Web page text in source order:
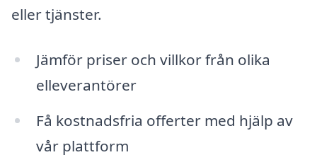
eller tjänster.
Jämför priser och villkor från olika
elleverantörer
Få kostnadsfria offerter med hjälp av
vår plattform